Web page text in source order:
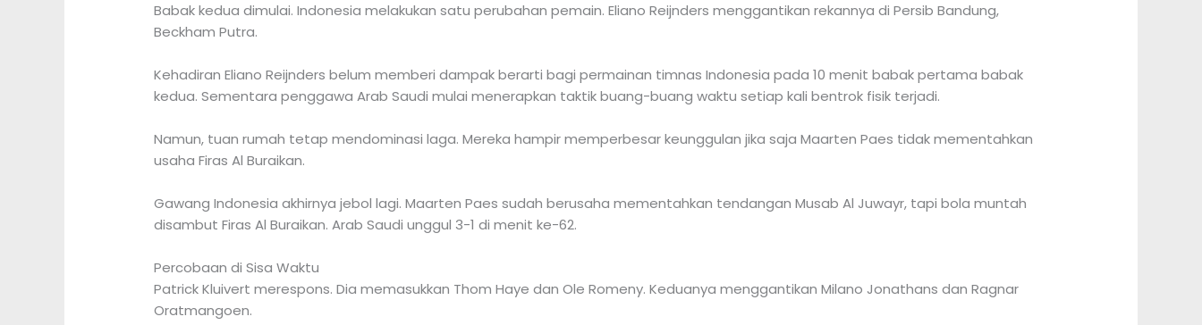
Babak kedua dimulai. Indonesia melakukan satu perubahan pemain. Eliano Reijnders menggantikan rekannya di Persib Bandung,
Beckham Putra.
Kehadiran Eliano Reijnders belum memberi dampak berarti bagi permainan timnas Indonesia pada 10 menit babak pertama babak
kedua. Sementara penggawa Arab Saudi mulai menerapkan taktik buang-buang waktu setiap kali bentrok fisik terjadi.
Namun, tuan rumah tetap mendominasi laga. Mereka hampir memperbesar keunggulan jika saja Maarten Paes tidak mementahkan
usaha Firas Al Buraikan.
Gawang Indonesia akhirnya jebol lagi. Maarten Paes sudah berusaha mementahkan tendangan Musab Al Juwayr, tapi bola muntah
disambut Firas Al Buraikan. Arab Saudi unggul 3-1 di menit ke-62.
Percobaan di Sisa Waktu
Patrick Kluivert merespons. Dia memasukkan Thom Haye dan Ole Romeny. Keduanya menggantikan Milano Jonathans dan Ragnar
Oratmangoen.